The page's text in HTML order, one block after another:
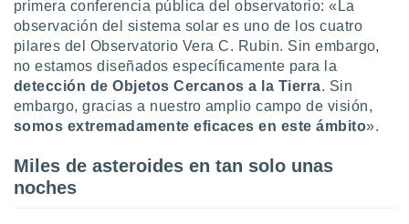
perfiles
utilizar
crear un
contenido
primera conferencia pública del observatorio: «La
observación del sistema solar es uno de los cuatro
pilares del Observatorio Vera C. Rubin. Sin embargo,
no estamos diseñados específicamente para la
detección de Objetos Cercanos a la Tierra. Sin
embargo, gracias a nuestro amplio campo de visión,
somos extremadamente eficaces en este ámbito».
Miles de asteroides en tan solo unas
noches